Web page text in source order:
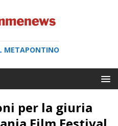
METAPONTINO
per la giuria